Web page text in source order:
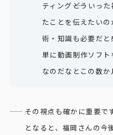
ティング――どういっ
たことを伝えたいの
術・知識も必要だと
単に動画制作ソフ
なのだなとこの数か
その視点も確かに重要で
となると、福岡さんの今